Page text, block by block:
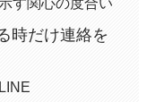
時だけ連絡を